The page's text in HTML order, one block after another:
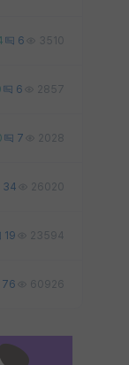
6 3510
6 2857
7 2028
34 26020
19 23594
76 60926